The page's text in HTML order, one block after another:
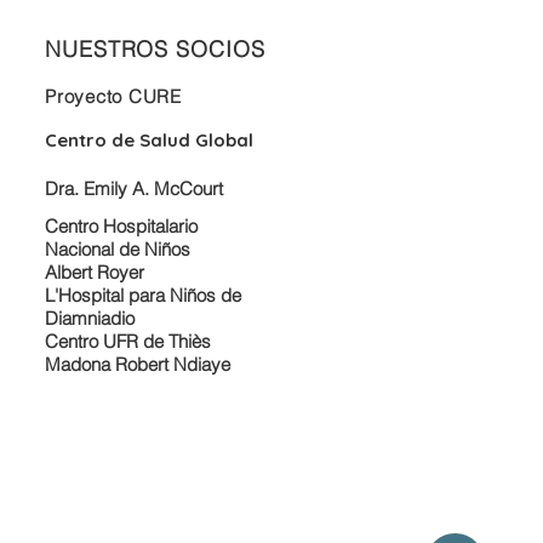
NUESTROS SOCIOS
Proyecto CURE
Centro de Salud Global
Dra. Emily A. McCourt
Centro Hospitalario
Nacional de Niños
Albert Royer
L'Hospital para Niños de
Diamniadio
Centro UFR de Thiès
Madona Robert Ndiaye